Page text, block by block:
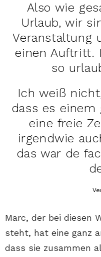
Also wie
Urlaub, wir
Veranstaltung
einen Auftritt.
so
Ich weiß
dass es einem
eine freie
irgendwie
das war de
Marc, der bei diesen
steht, hat eine ganz
dass sie zusammen